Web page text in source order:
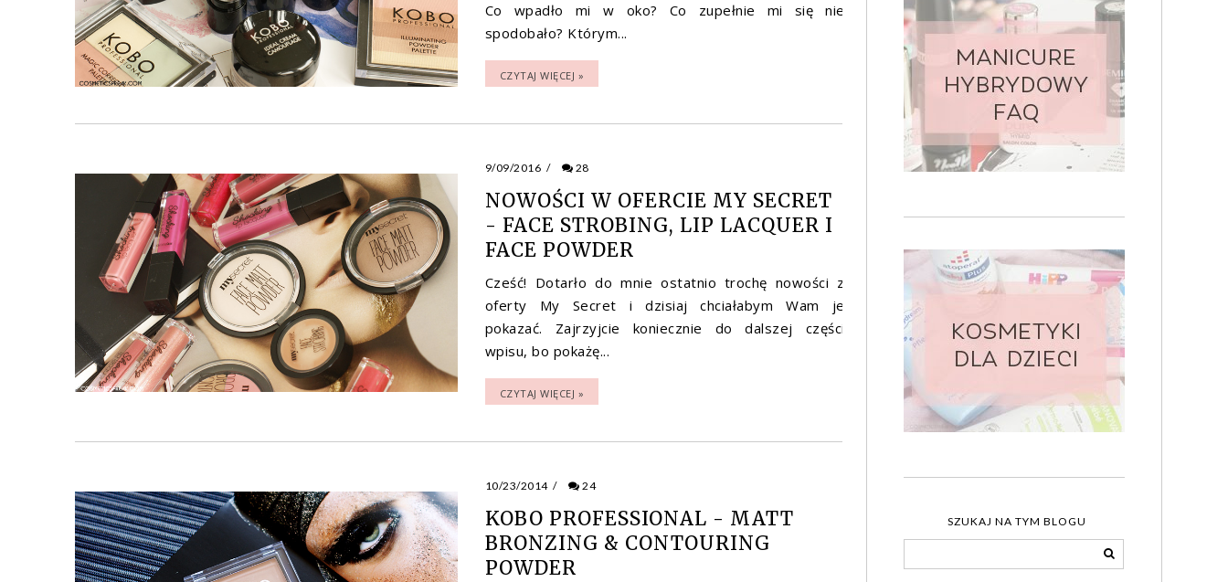
Co wpadło mi w oko? Co zupełnie mi się nie
spodobało? Którym...
CZYTAJ WIĘCEJ »
9/09/2016 / 28
NOWOŚCI W OFERCIE MY SECRET
- FACE STROBING, LIP LACQUER I
FACE POWDER
Cześć! Dotarło do mnie ostatnio trochę nowości z
oferty My Secret i dzisiaj chciałabym Wam je
pokazać. Zajrzyjcie koniecznie do dalszej części
wpisu, bo pokażę...
CZYTAJ WIĘCEJ »
10/23/2014 / 24
KOBO PROFESSIONAL - MATT
BRONZING & CONTOURING
POWDER
SZUKAJ NA TYM BLOGU